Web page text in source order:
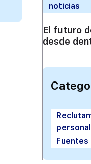
noticias
El futuro
desde
personal